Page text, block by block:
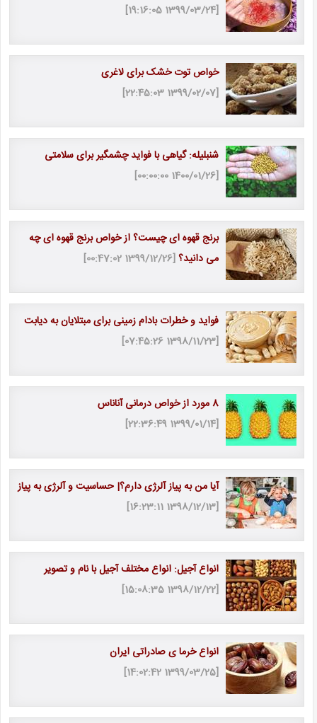
[1399/03/24 19:16:05]
خواص توت خشک برای لاغری
[1399/02/07 22:45:03]
شنبلیله: گیاهی با فواید چشمگیر برای سلامتی
[1400/01/26 00:00:00]
برنج قهوه ای چیست؟ از خواص برنج قهوه ای چه
می دانید؟[1399/12/26 00:47:02]
فواید و خطرات بادام زمینی برای مبتلایان به دیابت
[1398/11/23 07:45:26]
8 مورد از خواص درمانی آناناس
[1399/01/14 22:36:49]
آیا من به پیاز آلرژی دارم؟| حساسیت و آلرژی به پیاز
[1398/12/13 16:23:11]
انواع آجیل: انواع مختلف آجیل با نام و تصویر
[1398/12/22 15:08:35]
انواع خرما ی صادراتی ایران
[1399/03/25 14:02:42]